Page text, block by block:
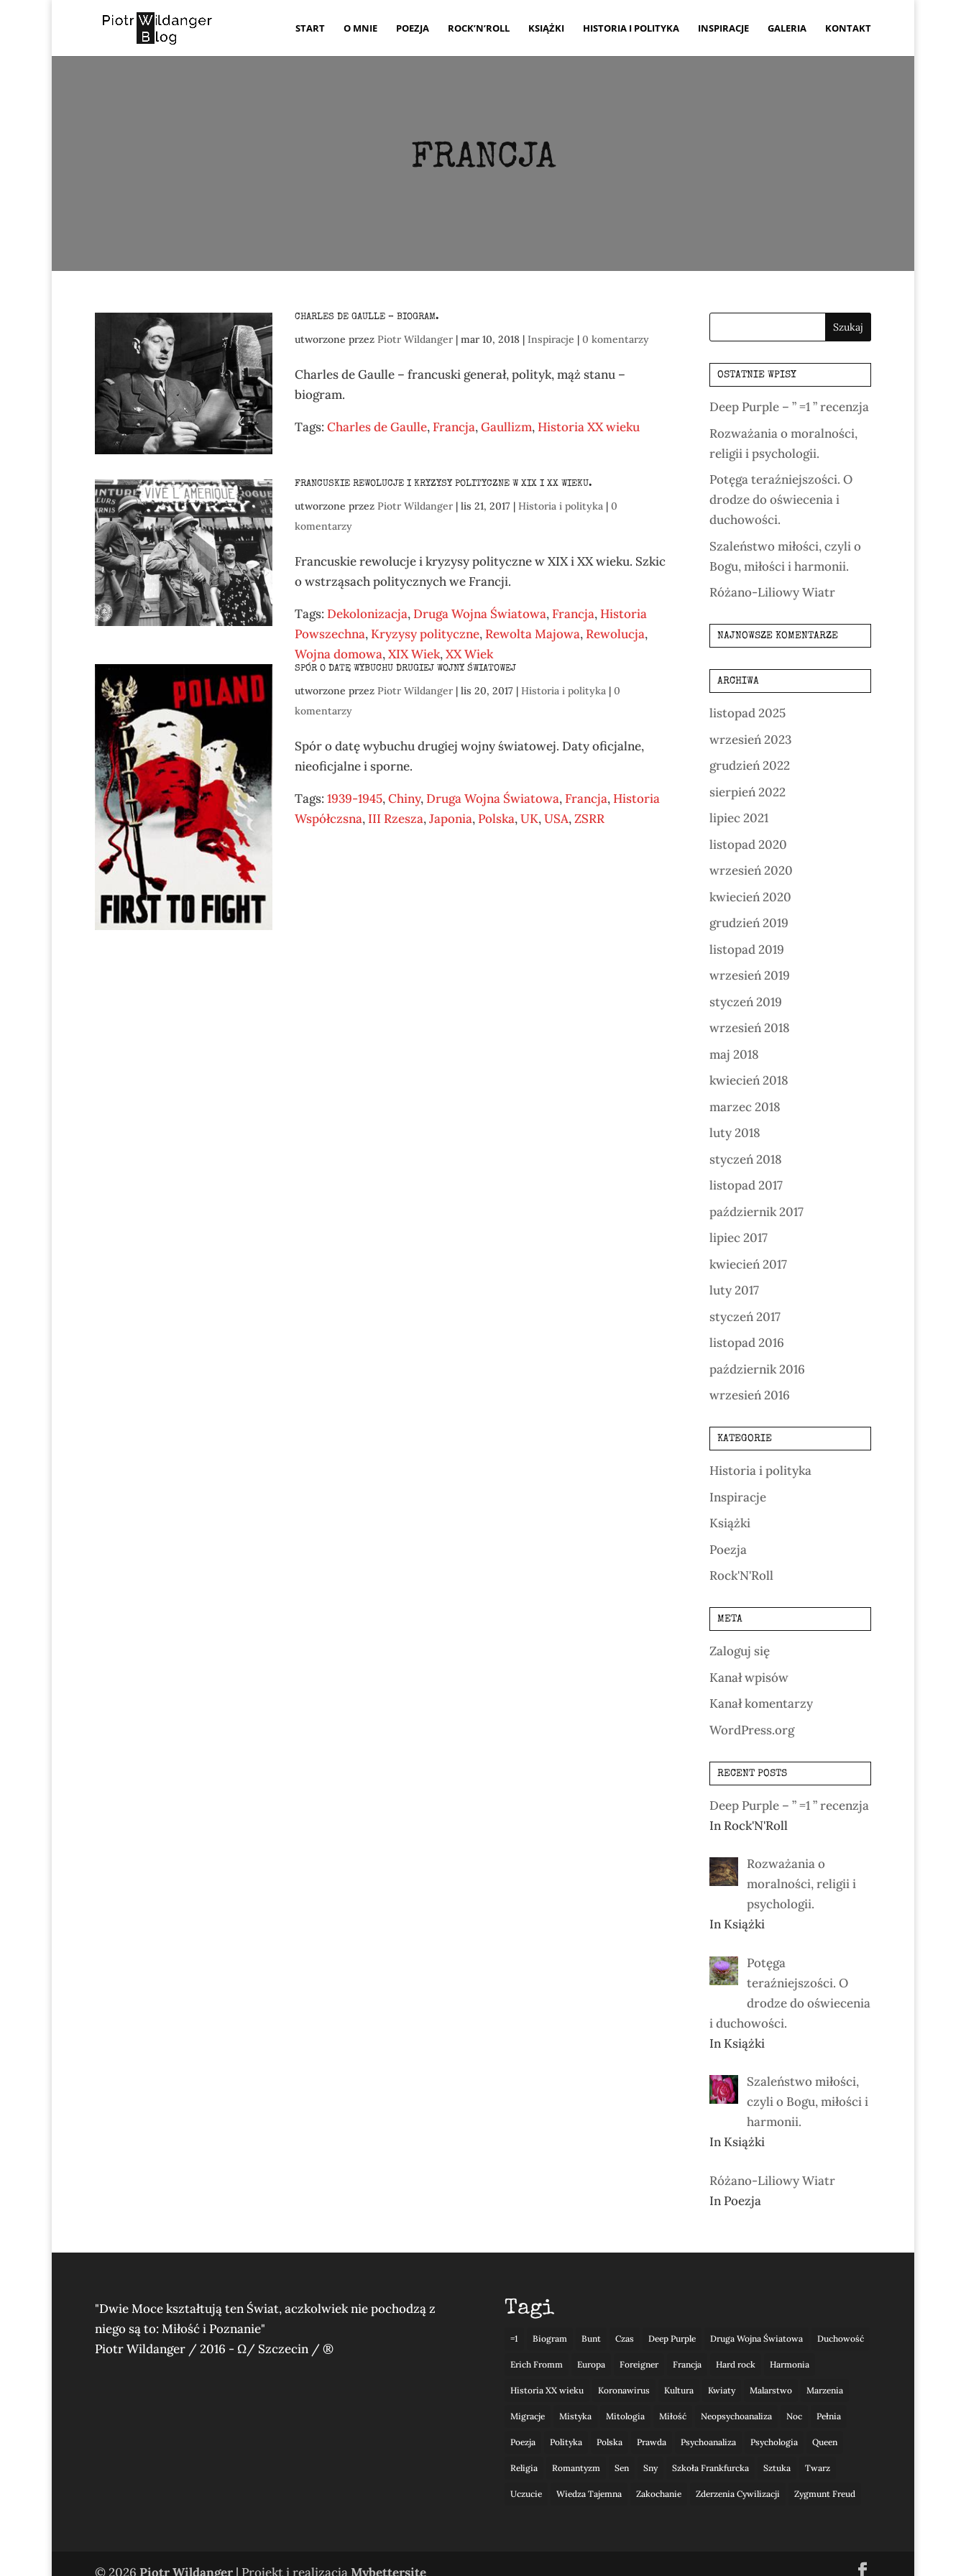
START O MNIE POEZJA ROCK’N’ROLL KSIĄŻKI HISTORIA I POLITYKA INSPIRACJE GALERIA KONTAKT
FRANCJA
CHARLES DE GAULLE – BIOGRAM.
utworzone przezPiotr Wildanger |mar 10, 2018 |Inspiracje |0 komentarzy
Charles de Gaulle – francuski generał, polityk, mąż stanu –
biogram.
Tags:Charles de Gaulle, Francja,Gaullizm, Historia XX wieku
FRANCUSKIE REWOLUCJE I KRYZYSY POLITYCZNE W XIX I XX WIEKU.
utworzone przezPiotr Wildanger |lis 21, 2017 |Historia i polityka |0
komentarzy
Francuskie rewolucje i kryzysy polityczne w XIX i XX wieku. Szkic
o wstrząsach politycznych we Francji.
Tags: Dekolonizacja, Druga Wojna Światowa, Francja, Historia
Powszechna, Kryzysy polityczne, Rewolta Majowa, Rewolucja,
Wojna domowa,XIX Wiek,XX Wiek
SPÓR O DATĘ WYBUCHU DRUGIEJ WOJNY ŚWIATOWEJ
utworzone przezPiotr Wildanger |lis 20, 2017 |Historia i polityka |0
komentarzy
Spór o datę wybuchu drugiej wojny światowej. Daty oficjalne,
nieoficjalne i sporne.
Tags:1939-1945,Chiny, Druga Wojna Światowa, Francja, Historia
Współczsna, III Rzesza,Japonia, Polska,UK,USA,ZSRR
OSTATNIE WPISY
Deep Purple – ” =1 ” recenzja
Rozważania o moralności,
religii i psychologii.
Potęga teraźniejszości. O
drodze do oświecenia i
duchowości.
Szaleństwo miłości, czyli o
Bogu, miłości i harmonii.
Różano-Liliowy Wiatr
NAJNOWSZE KOMENTARZE
ARCHIWA
listopad 2025
wrzesień 2023
grudzień 2022
sierpień 2022
lipiec 2021
listopad 2020
wrzesień 2020
kwiecień 2020
grudzień 2019
listopad 2019
wrzesień 2019
styczeń 2019
wrzesień 2018
maj 2018
kwiecień 2018
marzec 2018
luty 2018
styczeń 2018
listopad 2017
październik 2017
lipiec 2017
kwiecień 2017
luty 2017
styczeń 2017
listopad 2016
październik 2016
wrzesień 2016
KATEGORIE
Historia i polityka
Inspiracje
Książki
Poezja
Rock'N'Roll
META
Zaloguj się
Kanał wpisów
Kanał komentarzy
WordPress.org
RECENT POSTS
Deep Purple – ” =1 ” recenzja
In Rock'N'Roll
Rozważania o
moralności, religii i
psychologii.
In Książki
Potęga
teraźniejszości. O
drodze do oświecenia
i duchowości.
In Książki
Szaleństwo miłości,
czyli o Bogu, miłości i
harmonii.
In Książki
Różano-Liliowy Wiatr
In Poezja
"Dwie Moce kształtują ten Świat, aczkolwiek nie pochodzą z
niego są to: Miłość i Poznanie"
Piotr Wildanger / 2016 - Ω/ Szczecin / ®
Tagi
=1 Biogram Bunt Czas Deep Purple Druga Wojna Światowa Duchowość
Erich Fromm Europa Foreigner Francja Hard rock Harmonia
Historia XX wieku Koronawirus Kultura Kwiaty Malarstwo Marzenia
Migracje Mistyka Mitologia Miłość Neopsychoanaliza Noc Pełnia
Poezja Polityka Polska Prawda Psychoanaliza Psychologia Queen
Religia Romantyzm Sen Sny Szkoła Frankfurcka Sztuka Twarz
Uczucie Wiedza Tajemna Zakochanie Zderzenia Cywilizacji Zygmunt Freud
© 2026 Piotr Wildanger | Projekt i realizacja Mybettersite